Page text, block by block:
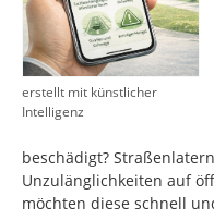
erstellt mit künstlicher
Intelligenz
beschädigt?
Unzulänglichkeiten auf
möchten diese schnell